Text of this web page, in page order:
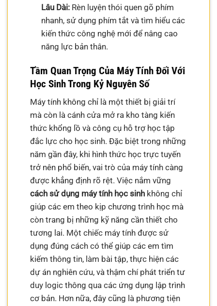
Lâu Dài:Rèn luyện thói quen gõ phím
nhanh, sử dụng phím tắt và tìm hiểu các
kiến thức công nghệ mới để nâng cao
năng lực bản thân.
Tầm Quan Trọng Của Máy Tính Đối Với
Học Sinh Trong Kỷ Nguyên Số
Máy tính không chỉ là một thiết bị giải trí
mà còn là cánh cửa mở ra kho tàng kiến
thức khổng lồ và công cụ hỗ trợ học tập
đắc lực cho học sinh. Đặc biệt trong những
năm gần đây, khi hình thức học trực tuyến
trở nên phổ biến, vai trò của máy tính càng
được khẳng định rõ rệt. Việc nắm vững
cách sử dụng máy tính học sinh không chỉ
giúp các em theo kịp chương trình học mà
còn trang bị những kỹ năng cần thiết cho
tương lai. Một chiếc máy tính được sử
dụng đúng cách có thể giúp các em tìm
kiếm thông tin, làm bài tập, thực hiện các
dự án nghiên cứu, và thậm chí phát triển tư
duy logic thông qua các ứng dụng lập trình
cơ bản. Hơn nữa, đây cũng là phương tiện